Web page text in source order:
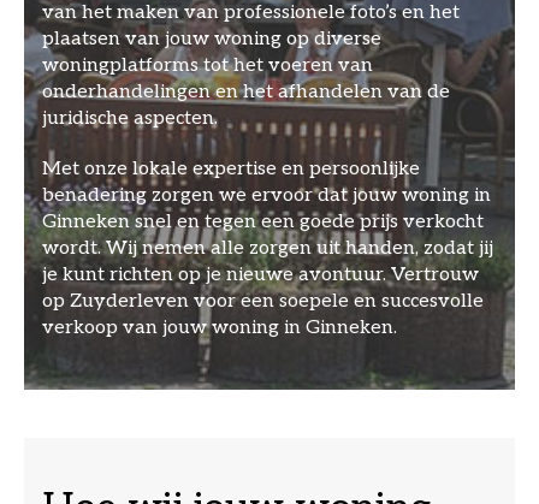
van het maken van professionele foto’s en het
plaatsen van jouw woning op diverse
woningplatforms tot het voeren van
onderhandelingen en het afhandelen van de
juridische aspecten.
Met onze lokale expertise en persoonlijke
benadering zorgen we ervoor dat jouw woning in
Ginneken snel en tegen een goede prijs verkocht
wordt. Wij nemen alle zorgen uit handen, zodat jij
je kunt richten op je nieuwe avontuur. Vertrouw
op Zuyderleven voor een soepele en succesvolle
verkoop van jouw woning in Ginneken.